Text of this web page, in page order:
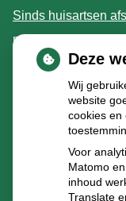
Sinds huisartsen
neemt gebruik toe
Schurft sinds
uitbraken fors
Stoppen met
Kookadvies
besmetting
Deze
Wij
website
cookies en
Voor
Matomo
inhoud
Translate